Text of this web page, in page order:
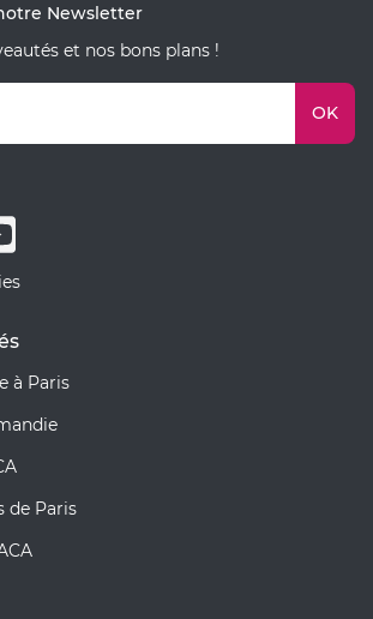
Newsletter
et nos bons plans !
OK
à Paris
de Paris